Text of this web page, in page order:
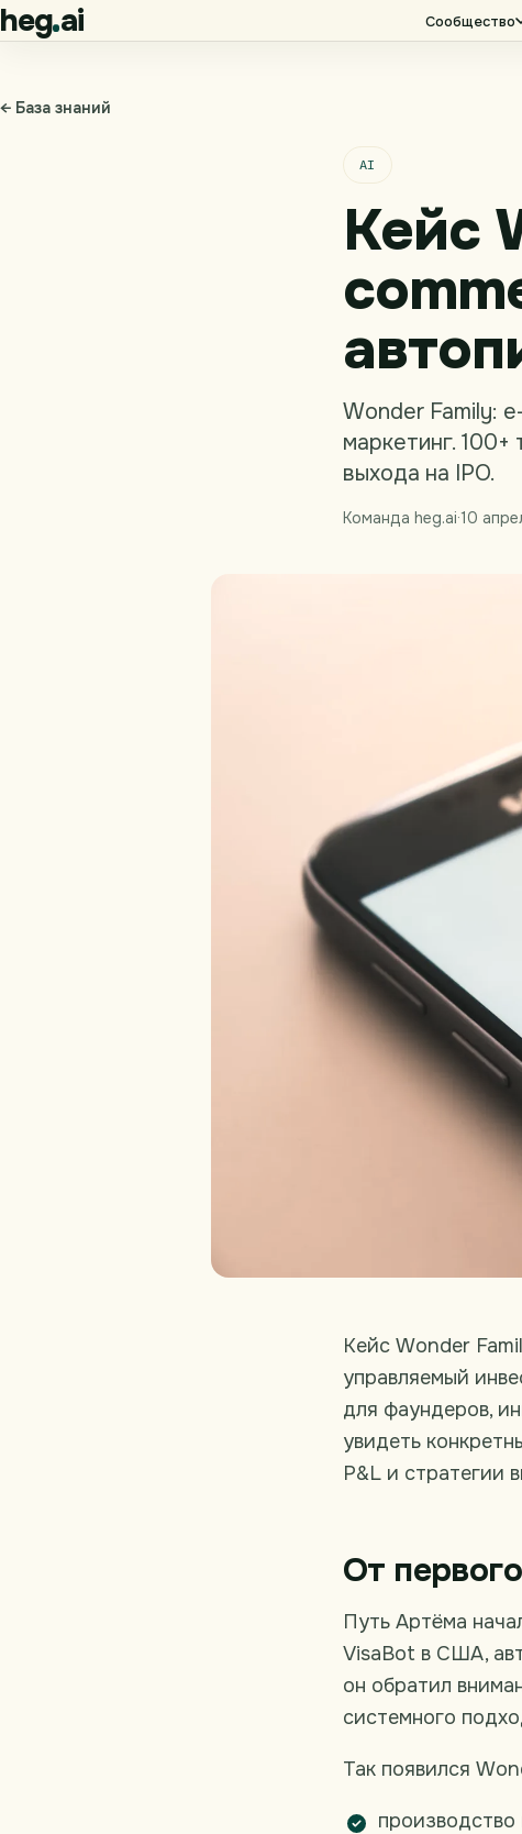
heg ai Сообщество
← База знаний
AI
Кейс
Wonder Family:
маркетинг.
выхода на IPO.
Команда heg.ai·10
Кейс Wonder
управляемый
для фаундеров,
увидеть
P&L и стратегии
От
Путь Артёма
VisaBot в США,
он обратил
системного
Так появился
производство